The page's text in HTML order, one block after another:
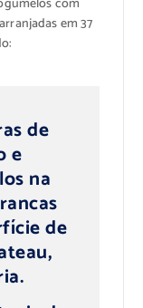
com
em 37
de
e
na
de